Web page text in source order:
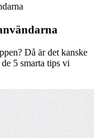
Då är det kanske
5 smarta tips vi